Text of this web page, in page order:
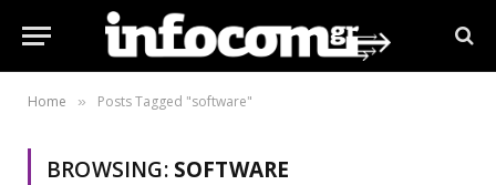
Home » Posts Tagged "software"
BROWSING: SOFTWARE